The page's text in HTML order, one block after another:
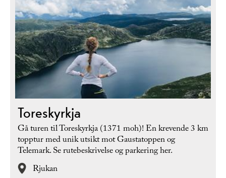
Toreskyrkja
Gå turen til Toreskyrkja (1371 moh)! En krevende 3 km
topptur med unik utsikt mot Gaustatoppen og
Telemark. Se rutebeskrivelse og parkering her.
Rjukan